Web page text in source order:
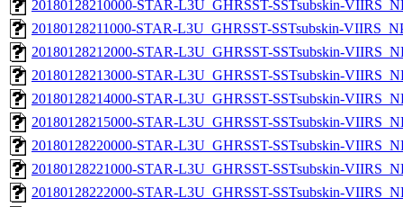
20180128210000-STAR-L3U_GHRSST-SSTsubskin-
20180128211000-STAR-L3U_GHRSST-SSTsubskin-
20180128212000-STAR-L3U_GHRSST-SSTsubskin-
20180128213000-STAR-L3U_GHRSST-SSTsubskin-
20180128214000-STAR-L3U_GHRSST-SSTsubskin-
20180128215000-STAR-L3U_GHRSST-SSTsubskin-
20180128220000-STAR-L3U_GHRSST-SSTsubskin-
20180128221000-STAR-L3U_GHRSST-SSTsubskin-
20180128222000-STAR-L3U_GHRSST-SSTsubskin-